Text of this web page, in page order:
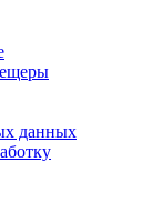
данных